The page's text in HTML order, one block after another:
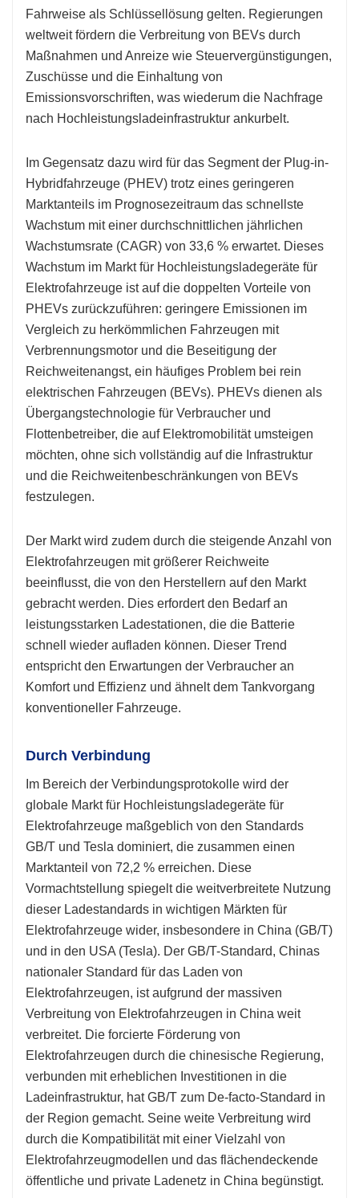
Fahrweise als Schlüssellösung gelten. Regierungen
weltweit fördern die Verbreitung von BEVs durch
Maßnahmen und Anreize wie Steuervergünstigungen,
Zuschüsse und die Einhaltung von
Emissionsvorschriften, was wiederum die Nachfrage
nach Hochleistungsladeinfrastruktur ankurbelt.
Im Gegensatz dazu wird für das Segment der Plug-in-
Hybridfahrzeuge (PHEV) trotz eines geringeren
Marktanteils im Prognosezeitraum das schnellste
Wachstum mit einer durchschnittlichen jährlichen
Wachstumsrate (CAGR) von 33,6 % erwartet. Dieses
Wachstum im Markt für Hochleistungsladegeräte für
Elektrofahrzeuge ist auf die doppelten Vorteile von
PHEVs zurückzuführen: geringere Emissionen im
Vergleich zu herkömmlichen Fahrzeugen mit
Verbrennungsmotor und die Beseitigung der
Reichweitenangst, ein häufiges Problem bei rein
elektrischen Fahrzeugen (BEVs). PHEVs dienen als
Übergangstechnologie für Verbraucher und
Flottenbetreiber, die auf Elektromobilität umsteigen
möchten, ohne sich vollständig auf die Infrastruktur
und die Reichweitenbeschränkungen von BEVs
festzulegen.
Der Markt wird zudem durch die steigende Anzahl von
Elektrofahrzeugen mit größerer Reichweite
beeinflusst, die von den Herstellern auf den Markt
gebracht werden. Dies erfordert den Bedarf an
leistungsstarken Ladestationen, die die Batterie
schnell wieder aufladen können. Dieser Trend
entspricht den Erwartungen der Verbraucher an
Komfort und Effizienz und ähnelt dem Tankvorgang
konventioneller Fahrzeuge.
Durch Verbindung
Im Bereich der Verbindungsprotokolle wird der
globale Markt für Hochleistungsladegeräte für
Elektrofahrzeuge maßgeblich von den Standards
GB/T und Tesla dominiert, die zusammen einen
Marktanteil von 72,2 % erreichen. Diese
Vormachtstellung spiegelt die weitverbreitete Nutzung
dieser Ladestandards in wichtigen Märkten für
Elektrofahrzeuge wider, insbesondere in China (GB/T)
und in den USA (Tesla). Der GB/T-Standard, Chinas
nationaler Standard für das Laden von
Elektrofahrzeugen, ist aufgrund der massiven
Verbreitung von Elektrofahrzeugen in China weit
verbreitet. Die forcierte Förderung von
Elektrofahrzeugen durch die chinesische Regierung,
verbunden mit erheblichen Investitionen in die
Ladeinfrastruktur, hat GB/T zum De-facto-Standard in
der Region gemacht. Seine weite Verbreitung wird
durch die Kompatibilität mit einer Vielzahl von
Elektrofahrzeugmodellen und das flächendeckende
öffentliche und private Ladenetz in China begünstigt.